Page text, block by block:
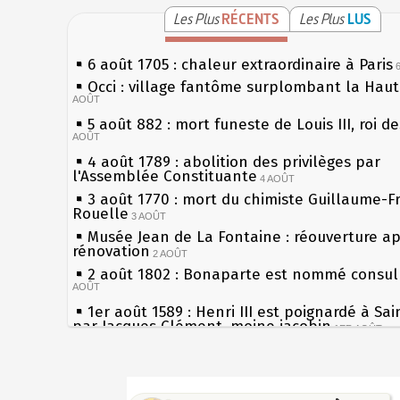
Les PlusRÉCENTS Les Plus LUS
6 août 1705 : chaleur extraordinaire à Paris
Occi : village fantôme surplombant la
AOÛT
5 août 882 : mort funeste de Louis III, roi
AOÛT
4 août 1789 : abolition des privilèges par
l'Assemblée Constituante 4 AOÛT
3 août 1770 : mort du chimiste Guillaume-
Rouelle 3 AOÛT
Musée Jean de La Fontaine : réouverture
rénovation 2 AOÛT
2 août 1802 : Bonaparte est nommé
AOÛT
1er août 1589 : Henri III est poignardé à
par Jacques Clément, moine jacobin 1ER AOÛT
les siècles